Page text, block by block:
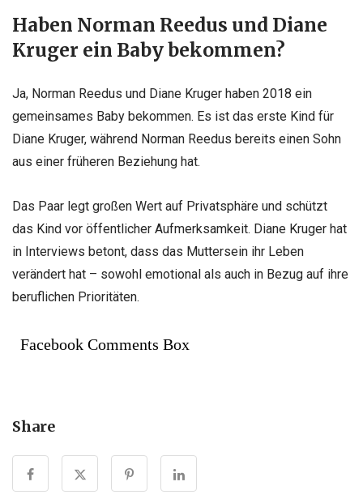
Haben Norman Reedus und Diane
Kruger ein Baby bekommen?
Ja, Norman Reedus und Diane Kruger haben 2018 ein
gemeinsames Baby bekommen. Es ist das erste Kind für
Diane Kruger, während Norman Reedus bereits einen Sohn
aus einer früheren Beziehung hat.
Das Paar legt großen Wert auf Privatsphäre und schützt
das Kind vor öffentlicher Aufmerksamkeit. Diane Kruger hat
in Interviews betont, dass das Muttersein ihr Leben
verändert hat – sowohl emotional als auch in Bezug auf ihre
beruflichen Prioritäten.
Facebook Comments Box
Share